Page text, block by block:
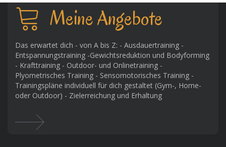
Meine Angebote
Das erwartet dich - von A bis Z: - Ausdauertraining -
Entspannungstraining -Gewichtsreduktion und Bodyforming
- Krafttraining - Outdoor- und Onlinetraining -
Plyometrisches Training - Sensomotorisches Training -
Trainingspläne individuell für dich gestaltet (Gym-, Home-
oder Outdoor) - Zielerreichung und Erhaltung